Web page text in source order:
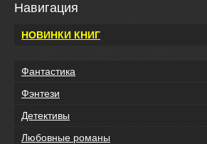
Навигация
НОВИНКИ КНИГ
Фантастика
Фэнтези
Детективы
Любовные романы